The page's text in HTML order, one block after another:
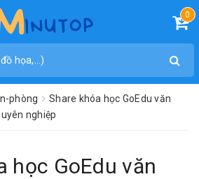
0
phòng
Share khóa học GoEdu văn
nghiệp
học GoEdu văn